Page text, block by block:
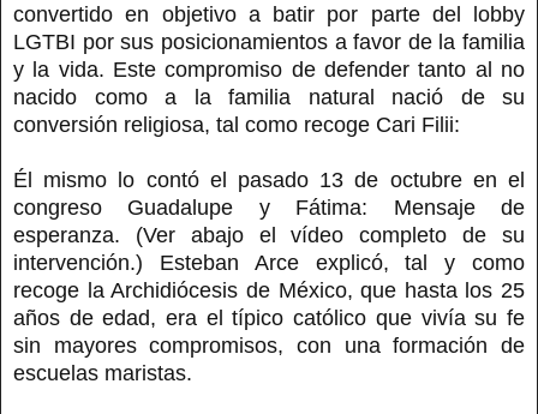
convertido en objetivo a batir por parte del lobby
LGTBI por sus posicionamientos a favor de la familia
y la vida. Este compromiso de defender tanto al no
nacido como a la familia natural nació de su
conversión religiosa, tal como recoge Cari Filii:
Él mismo lo contó el pasado 13 de octubre en el
congreso Guadalupe y Fátima: Mensaje de
esperanza. (Ver abajo el vídeo completo de su
intervención.) Esteban Arce explicó, tal y como
recoge la Archidiócesis de México, que hasta los 25
años de edad, era el típico católico que vivía su fe
sin mayores compromisos, con una formación de
escuelas maristas.